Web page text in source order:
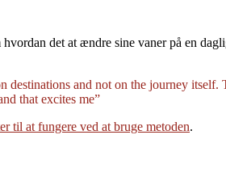
ting
hvordan det at ændre sine vaner på en
and not on the journey
that excites me”
til at fungere ved at bruge metoden.